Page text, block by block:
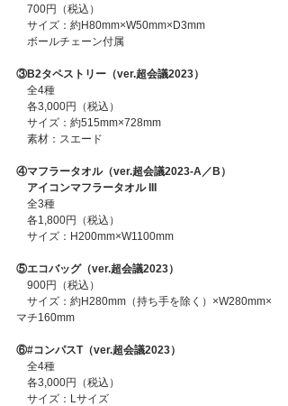
700円（税込）
サイズ：約H80mm×W50mm×D3mm
ボールチェーン付属
③B2タペストリー（ver.超会議2023）
全4種
各3,000円（税込）
サイズ：約515mm×728mm
素材：スエード
④マフラータオル（ver.超会議2023-A／B）
アイコンマフラータオル III
全3種
各1,800円（税込）
サイズ：H200mm×W1100mm
⑤エコバッグ（ver.超会議2023）
900円（税込）
サイズ：約H280mm（持ち手を除く）×W280mm×
マチ160mm
⑥#コンパスT（ver.超会議2023）
全4種
各3,000円（税込）
サイズ：Lサイズ